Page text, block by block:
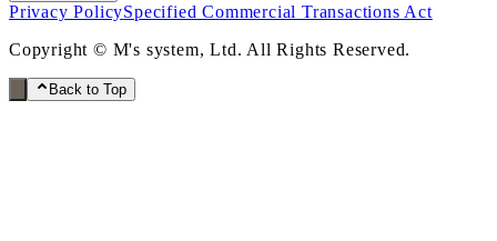
Privacy PolicySpecified Commercial Transactions Act
Copyright © M's system, Ltd. All Rights Reserved.
Back to Top